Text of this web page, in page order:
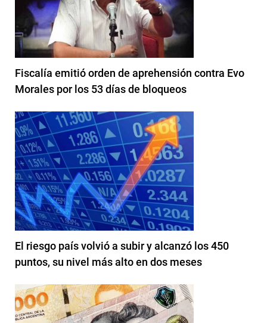
Fiscalía emitió orden de aprehensión contra Evo
Morales por los 53 días de bloqueos
El riesgo país volvió a subir y alcanzó los 450
puntos, su nivel más alto en dos meses